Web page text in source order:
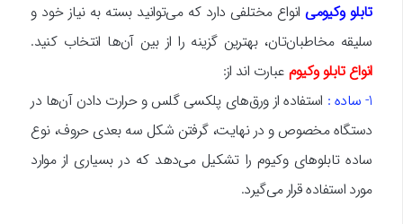
تابلو وکیومیانواع مختلفی دارد که می‌توانید بسته به نیاز خود و
سلیقه مخاطبان‌تان، بهترین گزینه را از بین آن‌ها انتخاب کنید.
انواع تابلو وکیوم عبارت اند از:
1- ساده :
استفاده از ورق‌های پلکسی گلس و حرارت دادن آن‌ها در
دستگاه مخصوص و در نهایت، گرفتن شکل سه بعدی حروف، نوع
ساده تابلوهای وکیوم را تشکیل می‌دهد که در بسیاری از موارد
مورد استفاده قرار می‌گیرد.